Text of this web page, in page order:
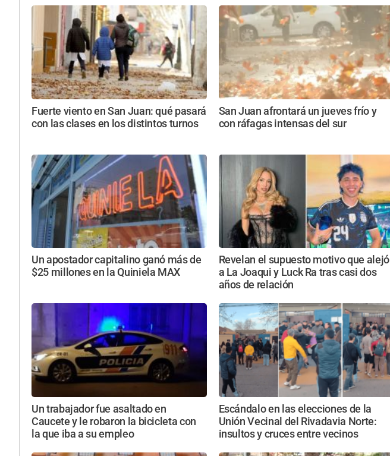
Fuerte viento en San Juan: qué pasará
con las clases en los distintos turnos
San Juan afrontará un jueves frío y
con ráfagas intensas del sur
Un apostador capitalino ganó más de
$25 millones en la Quiniela MAX
Revelan el supuesto motivo que alejó
a La Joaqui y Luck Ra tras casi dos
años de relación
Un trabajador fue asaltado en
Caucete y le robaron la bicicleta con
la que iba a su empleo
Escándalo en las elecciones de la
Unión Vecinal del Rivadavia Norte:
insultos y cruces entre vecinos